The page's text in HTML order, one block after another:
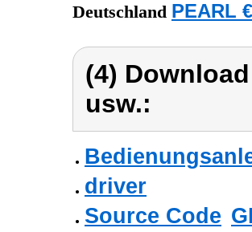
Deutschland PEARL
(4)
usw.:
driver
Source Code